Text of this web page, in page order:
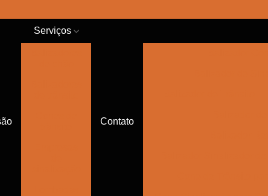
Serviços
Contato